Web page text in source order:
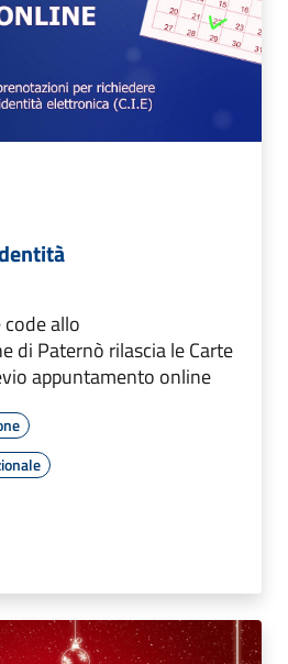
allo
di Paternò rilascia le Carte
appuntamento online